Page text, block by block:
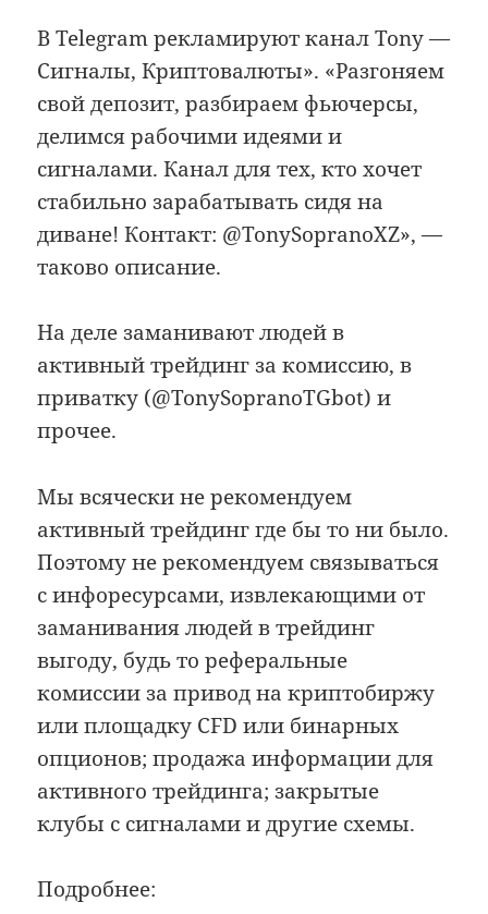
В Telegram рекламируют канал Tony —
Сигналы, Криптовалюты». «Разгоняем
свой депозит, разбираем фьючерсы,
делимся рабочими идеями и
сигналами. Канал для тех, кто хочет
стабильно зарабатывать сидя на
диване! Контакт: @TonySopranoXZ», —
таково описание.
На деле заманивают людей в
активный трейдинг за комиссию, в
приватку (@TonySopranoTGbot) и
прочее.
Мы всячески не рекомендуем
активный трейдинг где бы то ни было.
Поэтому не рекомендуем связываться
с инфоресурсами, извлекающими от
заманивания людей в трейдинг
выгоду, будь то реферальные
комиссии за привод на криптобиржу
или площадку CFD или бинарных
опционов; продажа информации для
активного трейдинга; закрытые
клубы с сигналами и другие схемы.
Подробнее: